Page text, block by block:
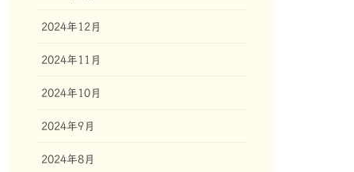
2024年12月
2024年11月
2024年10月
2024年9月
2024年8月